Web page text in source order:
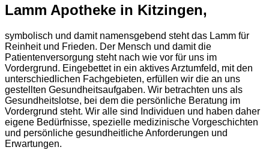
Lamm Apotheke in Kitzingen,
symbolisch und damit namensgebend steht das Lamm für
Reinheit und Frieden. Der Mensch und damit die
Patientenversorgung steht nach wie vor für uns im
Vordergrund. Eingebettet in ein aktives Arztumfeld, mit den
unterschiedlichen Fachgebieten, erfüllen wir die an uns
gestellten Gesundheitsaufgaben. Wir betrachten uns als
Gesundheitslotse, bei dem die persönliche Beratung im
Vordergrund steht. Wir alle sind Individuen und haben daher
eigene Bedürfnisse, spezielle medizinische Vorgeschichten
und persönliche gesundheitliche Anforderungen und
Erwartungen.